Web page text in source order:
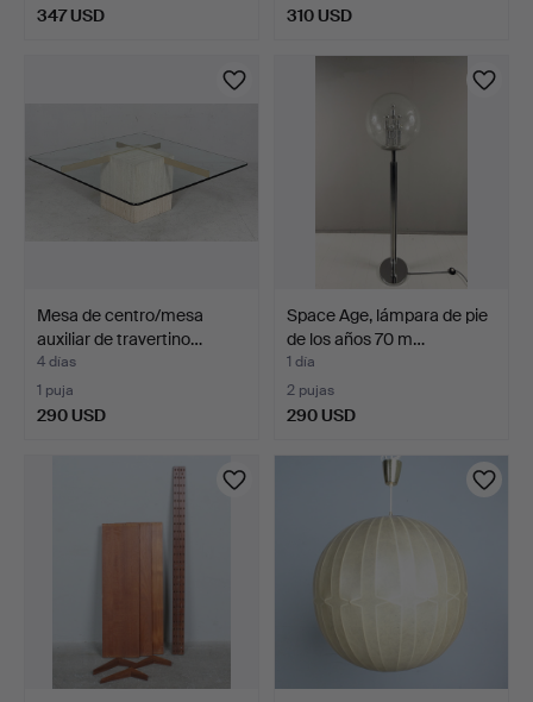
347 USD 310 USD
Mesa de centro/mesa
auxiliar de travertino…
4 días
1 puja
290 USD
Space Age, lámpara de pie
de los años 70 m…
1 día
2 pujas
290 USD